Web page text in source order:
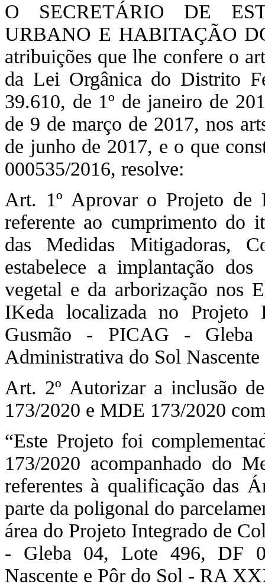
O SECRETÁRIO DE
URBANO E HABITAÇÃO
atribuições que lhe confere o
da Lei Orgânica do Distrito
39.610, de 1º de janeiro de
de 9 de março de 2017, nos
de junho de 2017, e o que
000535/2016, resolve:
Art. 1º Aprovar o Projeto de
referente ao cumprimento do
das Medidas Mitigadoras,
estabelece a implantação
vegetal e da arborização nos
IKeda localizada no Projeto
Gusmão - PICAG -
Administrativa do Sol
Art. 2º Autorizar a inclusão
173/2020 e MDE 173/2020
“Este Projeto foi
173/2020 acompanhado do
referentes à qualificação das
parte da poligonal do
área do Projeto Integrado de
- Gleba 04, Lote 496, DF
Nascente e Pôr do Sol - RA